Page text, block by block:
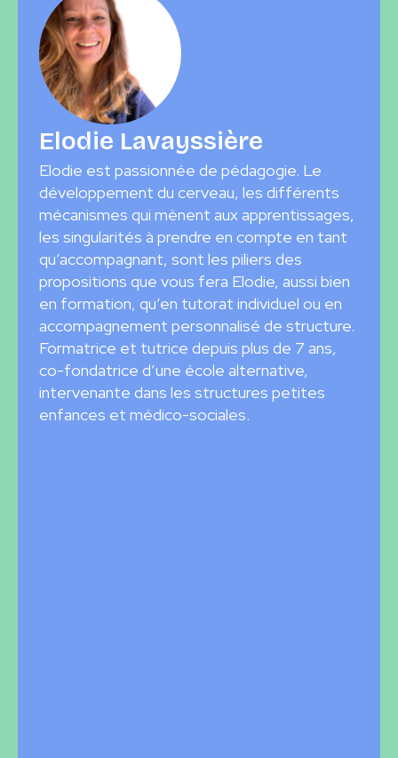
Elodie Lavayssière
Elodie est passionnée de pédagogie. Le
développement du cerveau, les différents
mécanismes qui mènent aux apprentissages,
les singularités à prendre en compte en tant
qu’accompagnant, sont les piliers des
propositions que vous fera Elodie, aussi bien
en formation, qu’en tutorat individuel ou en
accompagnement personnalisé de structure.
Formatrice et tutrice depuis plus de 7 ans,
co-fondatrice d’une école alternative,
intervenante dans les structures petites
enfances et médico-sociales.